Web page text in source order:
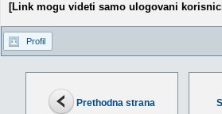
Prethodna strana
[Link mogu videti samo ulogovani
Profil